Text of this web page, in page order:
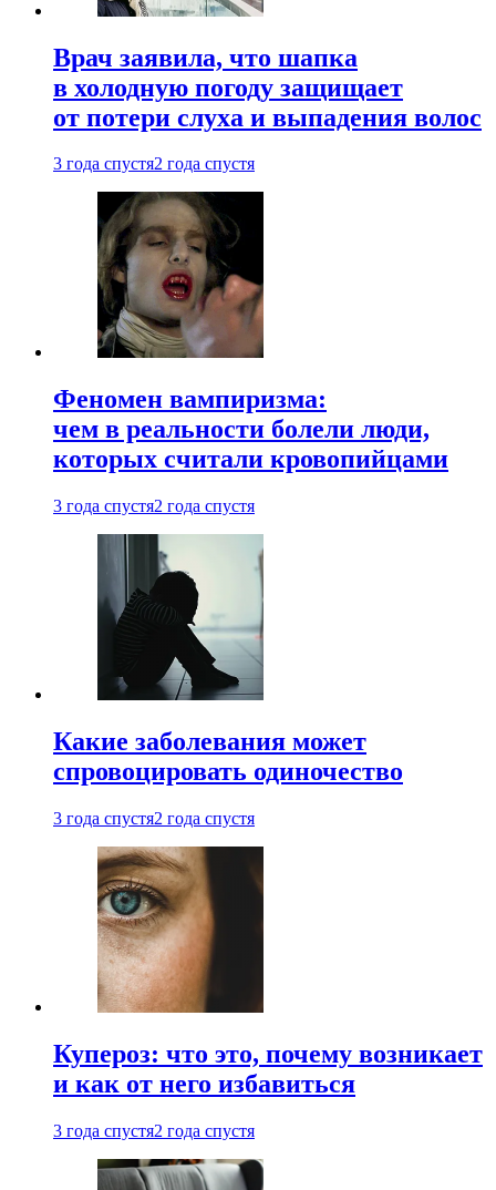
Врач заявила, что шапка
в холодную погоду защищает
от потери слуха и выпадения волос
3 года спустя2 года спустя
Феномен вампиризма:
чем в реальности болели люди,
которых считали кровопийцами
3 года спустя2 года спустя
Какие заболевания может
спровоцировать одиночество
3 года спустя2 года спустя
Купероз: что это, почему возникает
и как от него избавиться
3 года спустя2 года спустя